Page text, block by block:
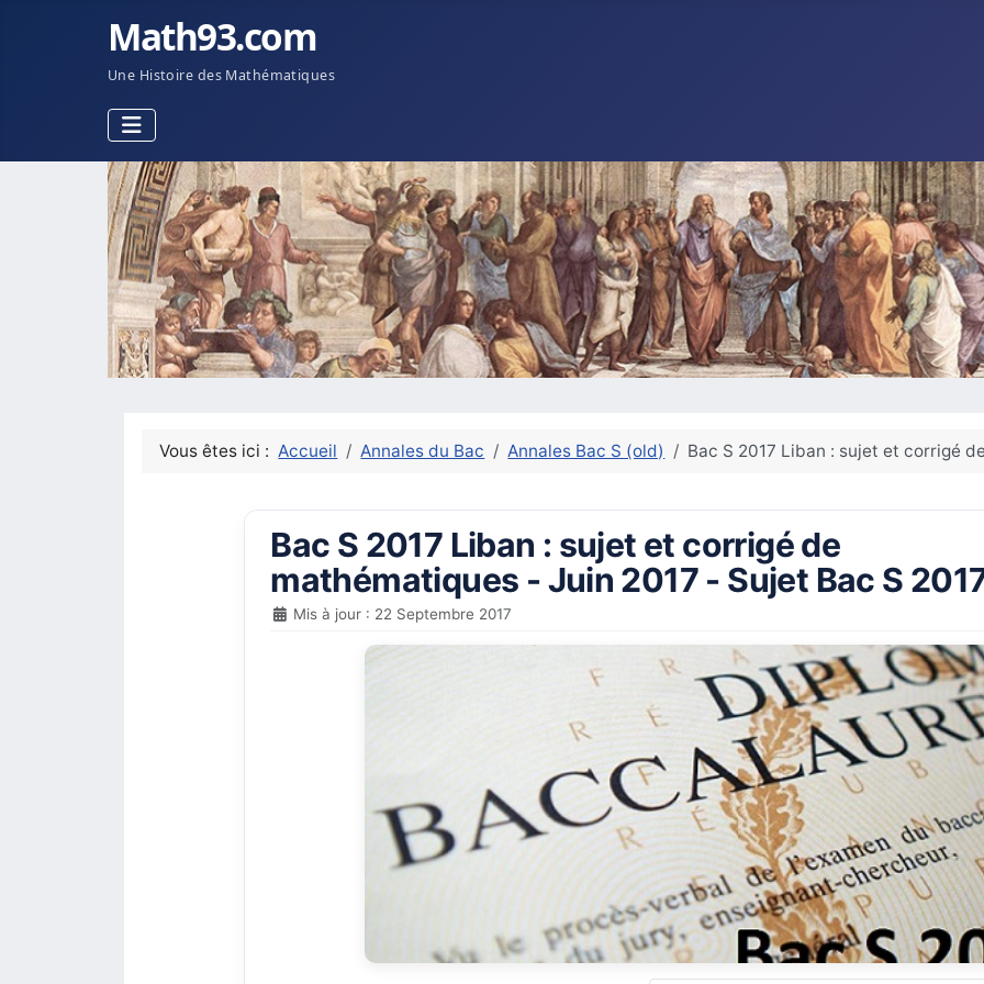
Math93.com
Une Histoire des Mathématiques
Vous êtes ici :Accueil Annales du Bac Annales Bac S (old) Bac S 2017 Liban : sujet et corrigé
Bac S 2017 Liban : sujet et corrigé de
mathématiques - Juin 2017 - Sujet Bac S
Mis à jour : 22 Septembre 2017